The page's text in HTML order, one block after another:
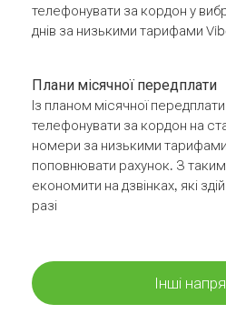
телефонувати за кордон у
днів за низькими тарифами
Плани місячної передплати
Із планом місячної
телефонувати за кордон на
номери за низькими тарифами
поповнювати рахунок. З
економити на дзвінках, які
разі
Інші